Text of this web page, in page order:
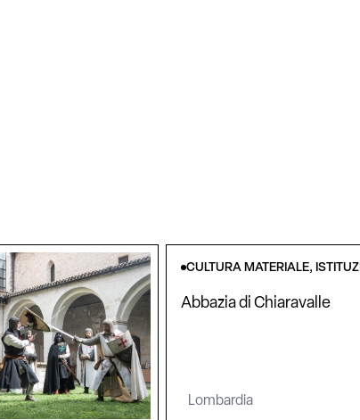
CULTURA MATERIALE,
Abbazia di Chiaravalle
Lombardia